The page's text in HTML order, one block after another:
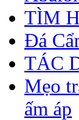
TÌM
Đá
TÁC
Mẹo
ấm áp